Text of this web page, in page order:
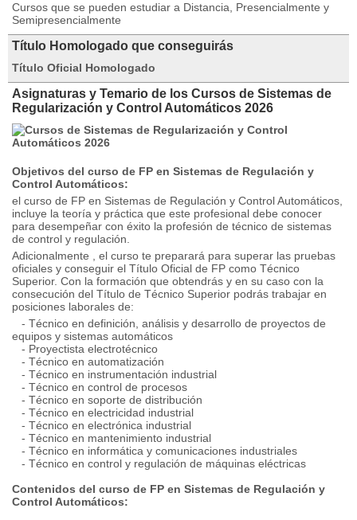
Cursos que se pueden estudiar a Distancia, Presencialmente y
Semipresencialmente
Título Homologado que conseguirás
Título Oficial Homologado
Asignaturas y Temario de los Cursos de Sistemas de
Regularización y Control Automáticos 2026
Objetivos del curso de FP en Sistemas de Regulación y
Control Automáticos:
el curso de FP en Sistemas de Regulación y Control Automáticos,
incluye la teoría y práctica que este profesional debe conocer
para desempeñar con éxito la profesión de técnico de sistemas
de control y regulación.
Adicionalmente , el curso te preparará para superar las pruebas
oficiales y conseguir el Título Oficial de FP como Técnico
Superior. Con la formación que obtendrás y en su caso con la
consecución del Título de Técnico Superior podrás trabajar en
posiciones laborales de:
- Técnico en definición, análisis y desarrollo de proyectos de
equipos y sistemas automáticos
- Proyectista electrotécnico
- Técnico en automatización
- Técnico en instrumentación industrial
- Técnico en control de procesos
- Técnico en soporte de distribución
- Técnico en electricidad industrial
- Técnico en electrónica industrial
- Técnico en mantenimiento industrial
- Técnico en informática y comunicaciones industriales
- Técnico en control y regulación de máquinas eléctricas
Contenidos del curso de FP en Sistemas de Regulación y
Control Automáticos: